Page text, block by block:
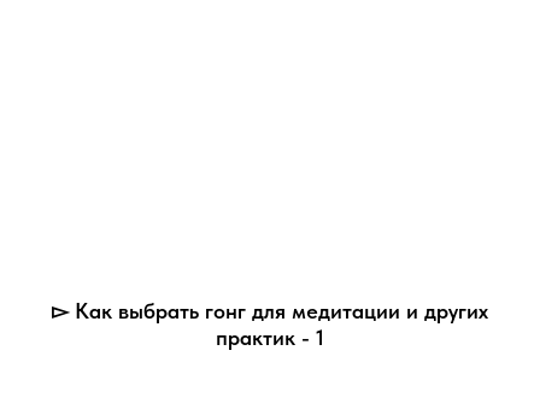
▻ Как выбрать гонг для медитации и других
практик - 1